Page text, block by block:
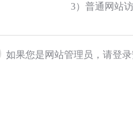
3）普通网站
如果您是网站管理员，请登